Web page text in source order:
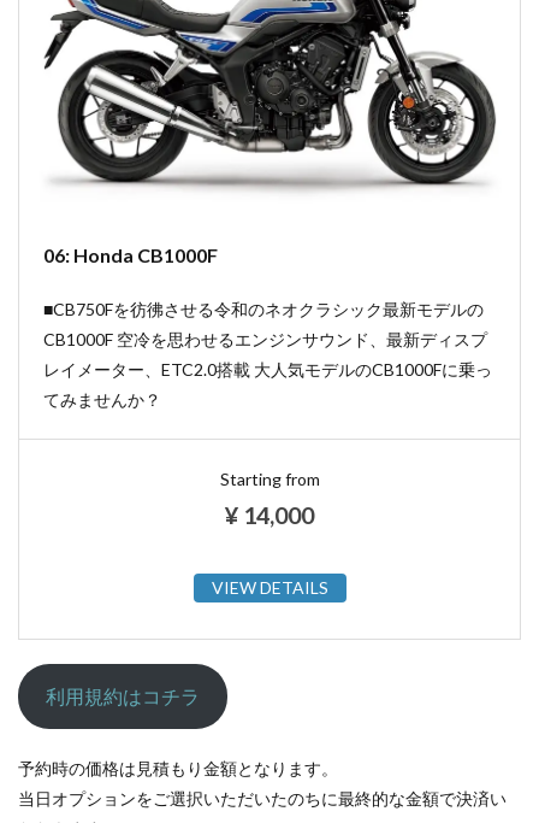
06: Honda CB1000F
■CB750Fを彷彿させる令和のネオクラシック最新モデルの
CB1000F 空冷を思わせるエンジンサウンド、最新ディスプ
レイメーター、ETC2.0搭載 大人気モデルのCB1000Fに乗っ
てみませんか？
Starting from
¥ 14,000
VIEW DETAILS
利用規約はコチラ
予約時の価格は見積もり金額となります。
当日オプションをご選択いただいたのちに最終的な金額で決済い